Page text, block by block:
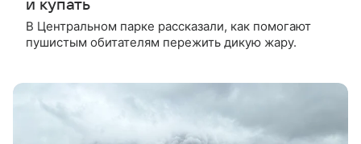
и купать
В Центральном парке рассказали, как помогают
пушистым обитателям пережить дикую жару.